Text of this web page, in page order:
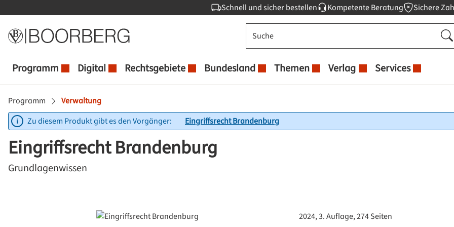
Schnell und sicher bestellen Kompetente Beratung Sichere
Programm Digital Rechtsgebiete Bundesland Themen Verlag Services
Programm
Verwaltung
Zu diesem Produkt gibt es den Vorgänger:
Eingriffsrecht Brandenburg
Eingriffsrecht Brandenburg
Grundlagenwissen
Bildergalerie überspringen
2024, 3. Auflage, 274 Seiten